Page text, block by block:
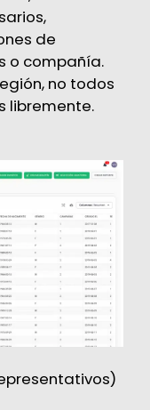
de
o compañía.
no todos
libremente.